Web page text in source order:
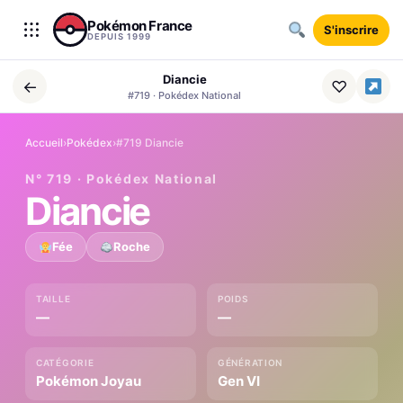
Aller au contenu
Pokémon France
DEPUIS 1999 S'inscrire
← Diancie
#719 · Pokédex National ♡
Accueil›Pokédex›#719 Diancie
N° 719 · Pokédex National
Diancie
Fée Roche
TAILLE
—
POIDS
—
CATÉGORIE
Pokémon Joyau
GÉNÉRATION
Gen VI